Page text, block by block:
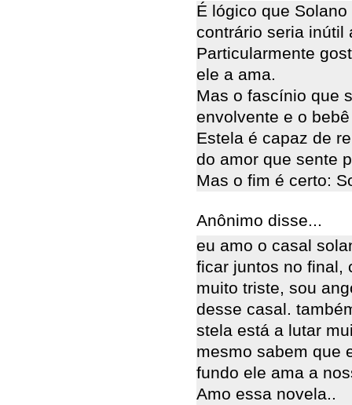
É lógico que
contrário seria inútil
Particularmente
ele a ama.
Mas o fascínio que
envolvente e o
Estela é capaz de
do amor que sente
Mas o fim é certo:
Anônimo disse...
eu amo o casal
ficar juntos no final,
muito triste, sou
desse casal.
stela está a lutar
mesmo sabem que
fundo ele ama a
Amo essa novela..